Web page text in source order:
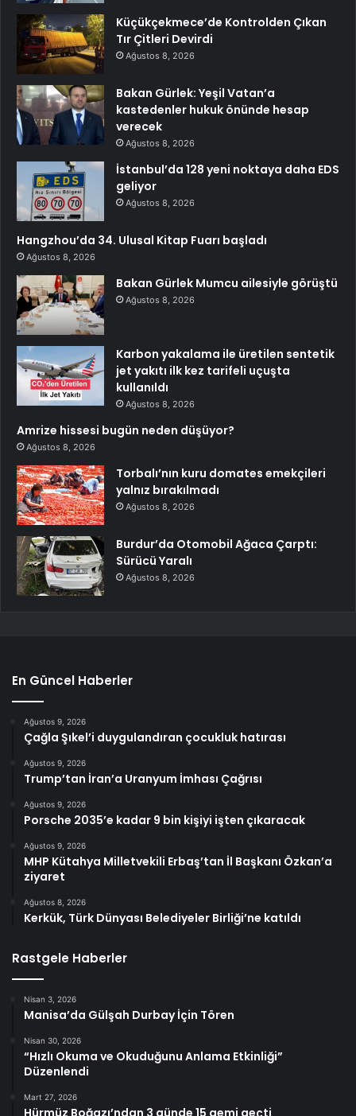
Küçükçekmece’de Kontrolden Çıkan
Tır Çitleri Devirdi
Ağustos 8, 2026
Bakan Gürlek: Yeşil Vatan’a
kastedenler hukuk önünde hesap
verecek
Ağustos 8, 2026
İstanbul’da 128 yeni noktaya daha EDS
geliyor
Ağustos 8, 2026
Hangzhou’da 34. Ulusal Kitap Fuarı başladı
Ağustos 8, 2026
Bakan Gürlek Mumcu ailesiyle görüştü
Ağustos 8, 2026
Karbon yakalama ile üretilen sentetik
jet yakıtı ilk kez tarifeli uçuşta
kullanıldı
Ağustos 8, 2026
Amrize hissesi bugün neden düşüyor?
Ağustos 8, 2026
Torbalı’nın kuru domates emekçileri
yalnız bırakılmadı
Ağustos 8, 2026
Burdur’da Otomobil Ağaca Çarptı:
Sürücü Yaralı
Ağustos 8, 2026
En Güncel Haberler
Ağustos 9, 2026
Çağla Şıkel’i duygulandıran çocukluk hatırası
Ağustos 9, 2026
Trump’tan İran’a Uranyum İmhası Çağrısı
Ağustos 9, 2026
Porsche 2035’e kadar 9 bin kişiyi işten çıkaracak
Ağustos 9, 2026
MHP Kütahya Milletvekili Erbaş’tan İl Başkanı Özkan’a
ziyaret
Ağustos 8, 2026
Kerkük, Türk Dünyası Belediyeler Birliği’ne katıldı
Rastgele Haberler
Nisan 3, 2026
Manisa’da Gülşah Durbay İçin Tören
Nisan 30, 2026
“Hızlı Okuma ve Okuduğunu Anlama Etkinliği”
Düzenlendi
Mart 27, 2026
Hürmüz Boğazı’ndan 3 günde 15 gemi geçti